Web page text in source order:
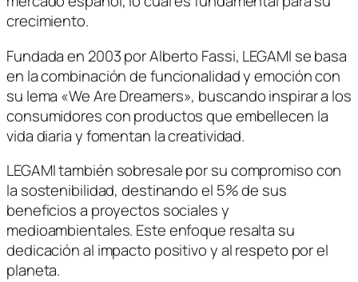
crecimiento.
Fundada en 2003 por Alberto Fassi, LEGAMI se basa
en la combinación de funcionalidad y emoción con
su lema «We Are Dreamers», buscando inspirar a los
consumidores con productos que embellecen la
vida diaria y fomentan la creatividad.
LEGAMI también sobresale por su compromiso con
la sostenibilidad, destinando el 5% de sus
beneficios a proyectos sociales y
medioambientales. Este enfoque resalta su
dedicación al impacto positivo y al respeto por el
planeta.